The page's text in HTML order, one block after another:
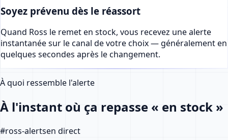
Soyez prévenu dès le réassort
Quand Ross le remet en stock, vous recevez une alerte
instantanée sur le canal de votre choix — généralement en
quelques secondes après le changement.
À quoi ressemble l'alerte
À l'instant où ça repasse « en stock »
#ross-alertsen direct